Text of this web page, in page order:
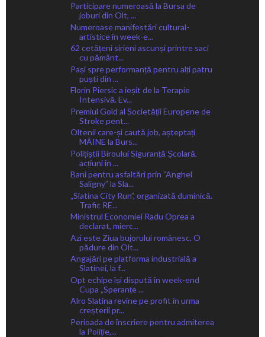
Participare numeroasă la Bursa de
joburi din Olt, ...
Numeroase manifestări cultural-
artistice în week-e...
62 cetățeni sirieni ascunși printre saci
cu pământ...
Pași spre performanță pentru alți patru
puști din ...
Florin Piersic a ieșit de la Terapie
Intensivă. Ev...
Premiul Gold al Societății Europene de
Stroke pent...
Oltenii care-și caută job, așteptați
MÂINE la Burs...
Polițiștii Biroului Siguranță Școlară,
acțiuni în ...
Bani pentru asfaltări prin ”Anghel
Saligny” la Sla...
„Slatina City Run”, organizată duminică.
Trafic RE...
Ministrul Economiei Radu Oprea a
declarat, mierc...
Azi este Ziua bujorului românesc. O
pădure din Olt...
Angajări pe platforma industrială a
Slatinei, la f...
Opt echipe își dispută în week-end
Cupa „Speranțe ...
Alro Slatina revine pe profit în urma
creșterii pr...
Perioada de înscriere pentru admiterea
la Poliție,...